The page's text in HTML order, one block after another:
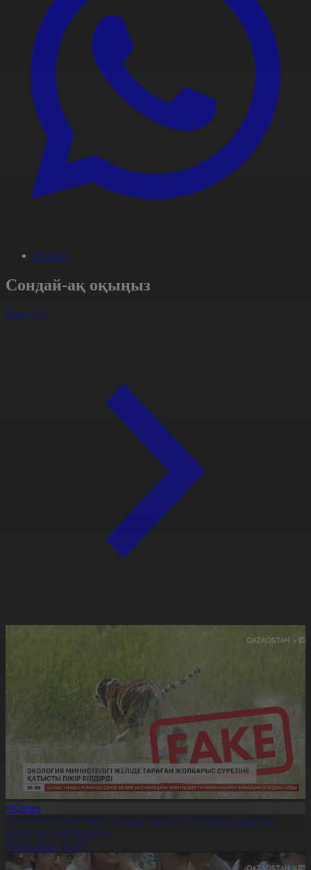
#Спорт
Сондай-ақ оқыңыз
Барлығы
#Қоғам
Экология министрлігі желіде тараған жолбарыс суретіне
қатысты пікір білдірді
06.08.2026, 10:07